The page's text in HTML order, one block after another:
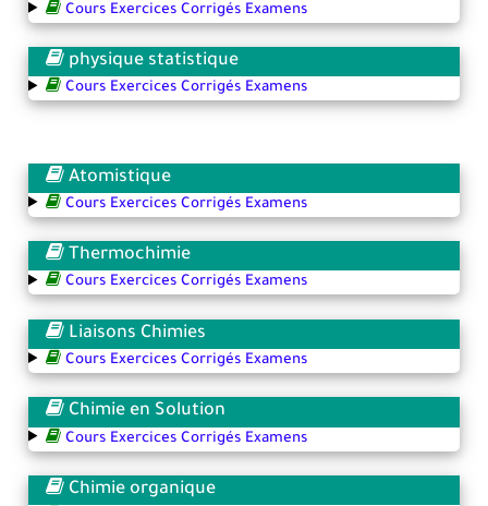
Cours Exercices Corrigés Examens
physique statistique
Cours Exercices Corrigés Examens
Atomistique
Cours Exercices Corrigés Examens
Thermochimie
Cours Exercices Corrigés Examens
Liaisons Chimies
Cours Exercices Corrigés Examens
Chimie en Solution
Cours Exercices Corrigés Examens
Chimie organique